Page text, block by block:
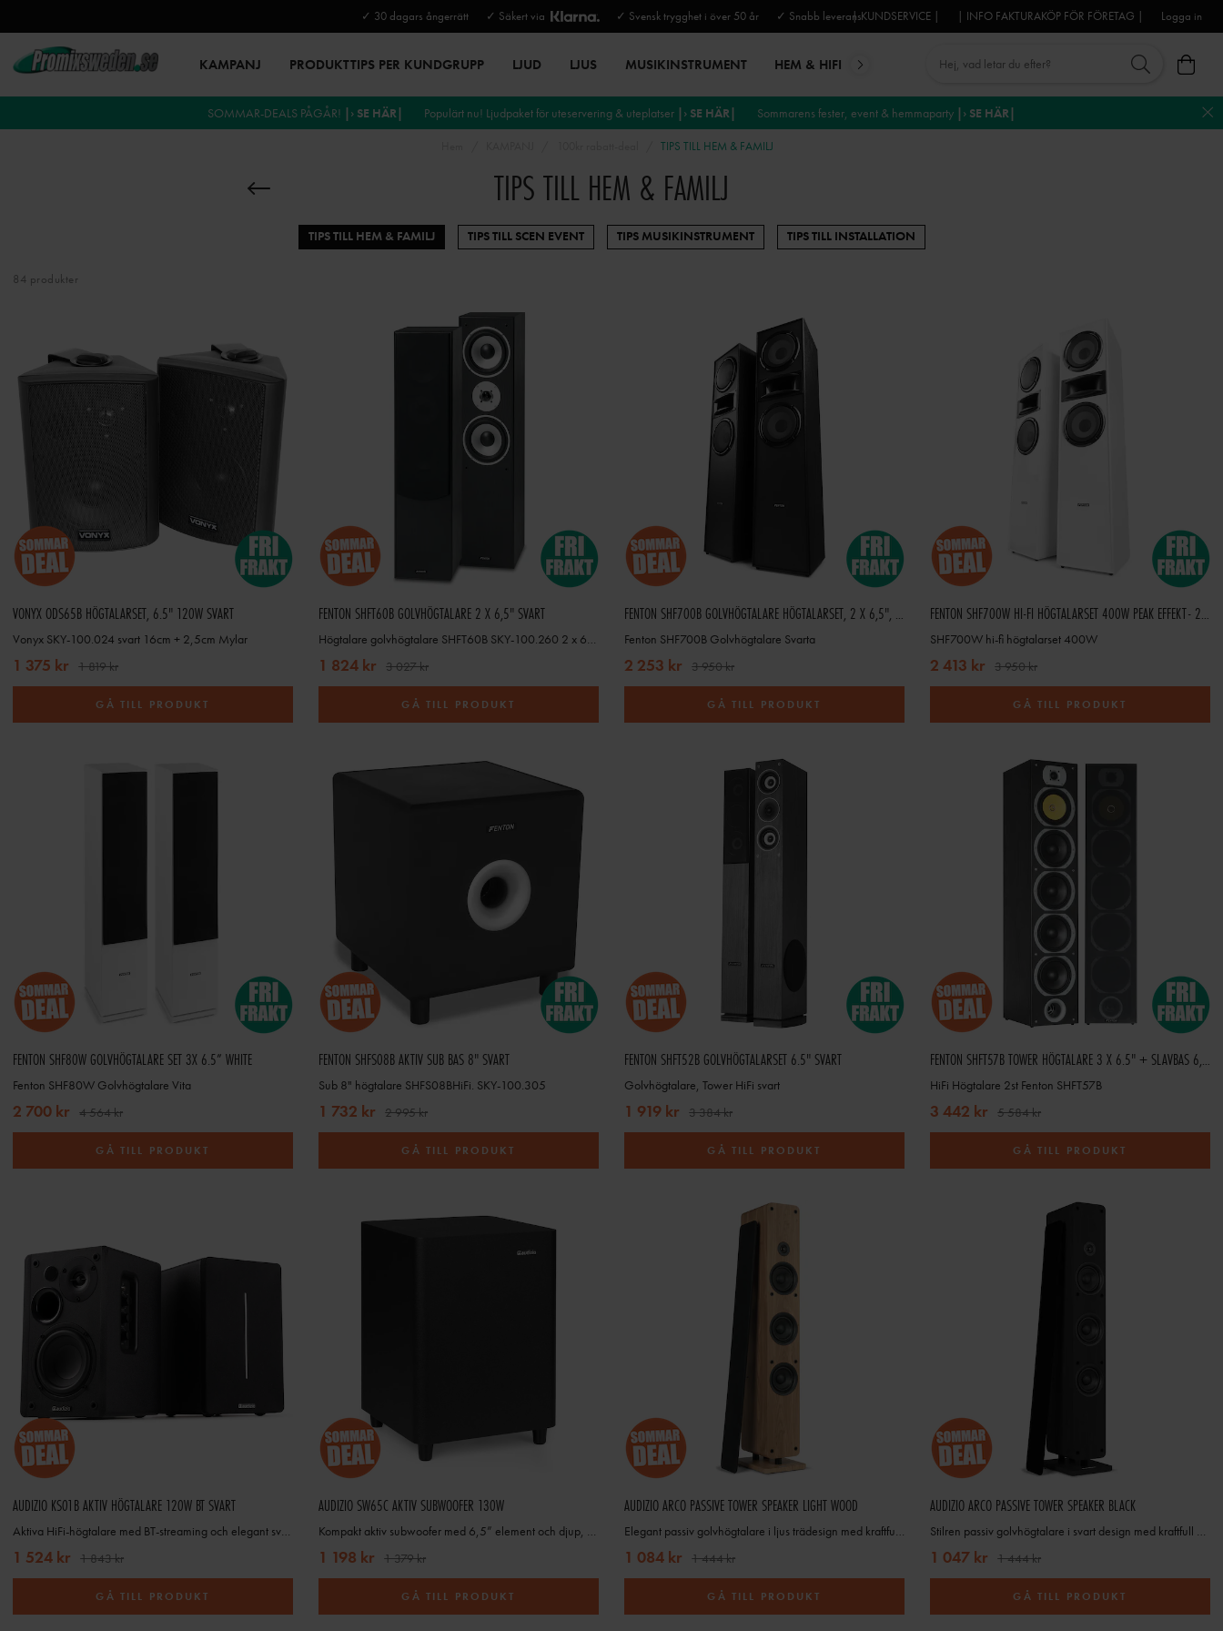
✓ 30 dagars ångerrätt ✓ Säkert via ✓ Svensk trygghet i över 50 år ✓ Snabb leverans| KUNDSERVICE | | INFO FAKTURAKÖP FÖR FÖRETAG | Logga in
KAMPANJ PRODUKTTIPS PER KUNDGRUPP LJUD LJUS MUSIKINSTRUMENT HEM & HIFI MIKROFONER DJ-UTRUSTNING TROSS
SOMMAR-DEALS PÅGÅR! |› SE HÄR| Populärt nu! Ljudpaket för uteservering & uteplatser |› SE HÄR| Sommarens fester, event & hemmaparty |› SE HÄR|
TIPS TILL HEM & FAMILJ
TIPS TILL HEM & FAMILJ
TIPS TILL HEM & FAMILJ TIPS TILL SCEN EVENT TIPS MUSIKINSTRUMENT TIPS TILL INSTALLATION
84 produkter
VONYX ODS65B HÖGTALARSET, 6.5" 120W SVART
Vonyx SKY-100.024 svart 16cm + 2,5cm Mylar
1 375 kr 1 819 kr
GÅ TILL PRODUKT
FENTON SHFT60B GOLVHÖGTALARE 2 X 6,5" SVART
1 824 kr 3 027 kr
GÅ TILL PRODUKT
FENTON SHF700B GOLVHÖGTALARE HÖGTALARSET, 2 X 6,5", SVART
Fenton SHF700B Golvhögtalare Svarta
2 253 kr 3 950 kr
GÅ TILL PRODUKT
FENTON SHF700W HI-FI HÖGTALARSET 400W PEAK EFFEKT- 2X 6,5" - VIT
SHF700W hi-fi högtalarset 400W
2 413 kr 3 950 kr
GÅ TILL PRODUKT
FENTON SHF80W GOLVHÖGTALARE SET 3X 6.5” WHITE
Fenton SHF80W Golvhögtalare Vita
2 700 kr 4 564 kr
GÅ TILL PRODUKT
FENTON SHFS08B AKTIV SUB BAS 8" SVART
Sub 8" högtalare SHFS08BHiFi. SKY-100.305
1 732 kr 2 995 kr
GÅ TILL PRODUKT
FENTON SHFT52B GOLVHÖGTALARSET 6.5" SVART
Golvhögtalare, Tower HiFi svart
1 919 kr 3 384 kr
GÅ TILL PRODUKT
FENTON SHFT57B TOWER HÖGTALARE 3 X 6.5" + SLAVBAS 6,5"SVART
HiFi Högtalare 2st Fenton SHFT57B
3 442 kr 5 584 kr
GÅ TILL PRODUKT
AUDIZIO KS01B AKTIV HÖGTALARE 120W BT SVART
1 524 kr 1 843 kr
GÅ TILL PRODUKT
AUDIZIO SW65C AKTIV SUBWOOFER 130W
1 198 kr 1 379 kr
GÅ TILL PRODUKT
AUDIZIO ARCO PASSIVE TOWER SPEAKER LIGHT WOOD
1 084 kr 1 444 kr
GÅ TILL PRODUKT
AUDIZIO ARCO PASSIVE TOWER SPEAKER BLACK
1 047 kr 1 444 kr
GÅ TILL PRODUKT